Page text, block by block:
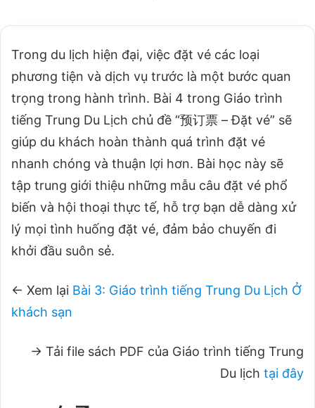
Trong du lịch hiện đại, việc đặt vé các loại
phương tiện và dịch vụ trước là một bước quan
trọng trong hành trình. Bài 4 trong Giáo trình
tiếng Trung Du Lịch chủ đề “预订票 – Đặt vé” sẽ
giúp du khách hoàn thành quá trình đặt vé
nhanh chóng và thuận lợi hơn. Bài học này sẽ
tập trung giới thiệu những mẫu câu đặt vé phổ
biến và hội thoại thực tế, hỗ trợ bạn dễ dàng xử
lý mọi tình huống đặt vé, đảm bảo chuyến đi
khởi đầu suôn sẻ.
← Xem lại Bài 3: Giáo trình tiếng Trung Du Lịch Ở
khách sạn
→ Tải file sách PDF của Giáo trình tiếng Trung
Du lịch tại đây